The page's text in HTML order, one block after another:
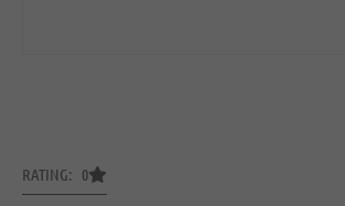
RATING: 0